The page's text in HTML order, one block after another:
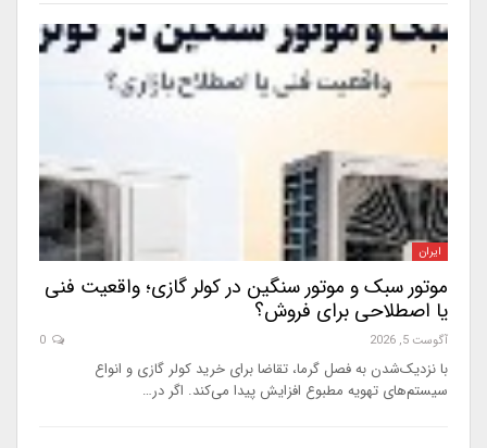
ایران
موتور سبک و موتور سنگین در کولر گازی؛ واقعیت فنی
یا اصطلاحی برای فروش؟
آگوست 5, 2026
با نزدیک‌شدن به فصل گرما، تقاضا برای خرید کولر گازی و انواع
سیستم‌های تهویه مطبوع افزایش پیدا می‌کند. اگر در…